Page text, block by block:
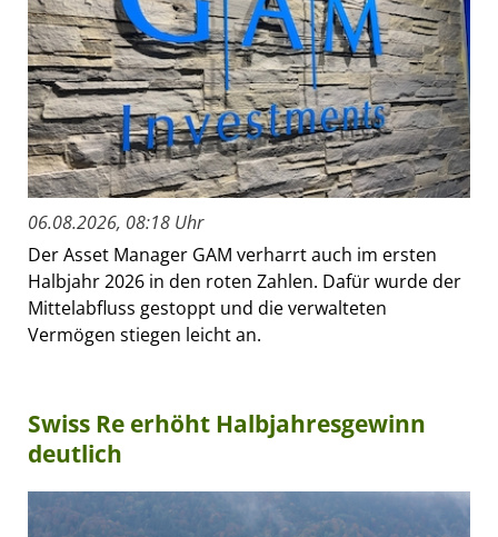
06.08.2026, 08:18 Uhr
Der Asset Manager GAM verharrt auch im ersten
Halbjahr 2026 in den roten Zahlen. Dafür wurde der
Mittelabfluss gestoppt und die verwalteten
Vermögen stiegen leicht an.
Swiss Re erhöht Halbjahresgewinn
deutlich